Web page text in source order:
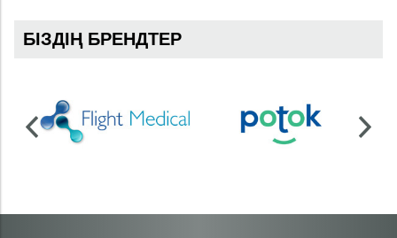
БІЗДІҢ БРЕНДТЕР